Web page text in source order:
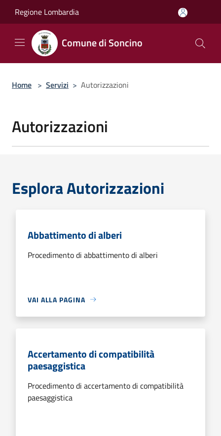
Regione Lombardia
Comune di Soncino
Home > Servizi > Autorizzazioni
Autorizzazioni
Esplora Autorizzazioni
Abbattimento di alberi
Procedimento di abbattimento di alberi
VAI ALLA PAGINA
Accertamento di compatibilità
paesaggistica
Procedimento di accertamento di compatibilità
paesaggistica